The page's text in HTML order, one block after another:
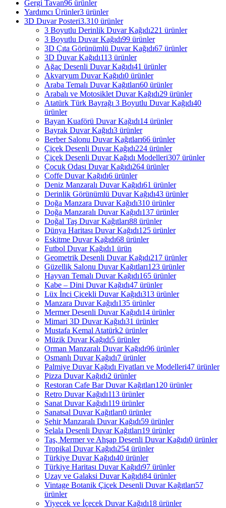
Gergi Tavan96 ürünler
Yardımcı Ürünler3 ürünler
3D Duvar Posteri3.310 ürünler
3 Boyutlu Derinlik Duvar Kağıdı221 ürünler
3 Boyutlu Duvar Kağıdı99 ürünler
3D Çıta Görünümlü Duvar Kağıdı67 ürünler
3D Duvar Kağıdı113 ürünler
Ağaç Desenli Duvar Kağıdı41 ürünler
Akvaryum Duvar Kağıdı0 ürünler
Araba Temalı Duvar Kağıtları60 ürünler
Arabalı ve Motosiklet Duvar Kağıdı29 ürünler
Atatürk Türk Bayrağı 3 Boyutlu Duvar Kağıdı40
ürünler
Bayan Kuaförü Duvar Kağıdı14 ürünler
Bayrak Duvar Kağıdı3 ürünler
Berber Salonu Duvar Kağıtları66 ürünler
Çiçek Desenli Duvar Kağıdı224 ürünler
Çiçek Desenli Duvar Kağıdı Modelleri307 ürünler
Çocuk Odası Duvar Kağıdı264 ürünler
Coffe Duvar Kağıdı6 ürünler
Deniz Manzaralı Duvar Kağıdı61 ürünler
Derinlik Görünümlü Duvar Kağıdı43 ürünler
Doğa Manzara Duvar Kağıdı310 ürünler
Doğa Manzaralı Duvar Kağıdı137 ürünler
Doğal Taş Duvar Kağıtları88 ürünler
Dünya Haritası Duvar Kağıdı125 ürünler
Eskitme Duvar Kağıdı68 ürünler
Futbol Duvar Kağıdı1 ürün
Geometrik Desenli Duvar Kağıdı217 ürünler
Güzellik Salonu Duvar Kağıtları123 ürünler
Hayvan Temalı Duvar Kağıdı165 ürünler
Kabe – Dini Duvar Kağıdı47 ürünler
Lüx İnci Çicekli Duvar Kağıdı313 ürünler
Manzara Duvar Kağıdı135 ürünler
Mermer Desenli Duvar Kağıdı14 ürünler
Mimari 3D Duvar Kağıdı31 ürünler
Mustafa Kemal Atatürk2 ürünler
Müzik Duvar Kağıdı5 ürünler
Orman Manzaralı Duvar Kağıdı96 ürünler
Osmanlı Duvar Kağıdı7 ürünler
Palmiye Duvar Kağıdı Fiyatları ve Modelleri47 ürünler
Pizza Duvar Kağıdı2 ürünler
Restoran Cafe Bar Duvar Kağıtları120 ürünler
Retro Duvar Kağıdı113 ürünler
Sanat Duvar Kağıdı119 ürünler
Sanatsal Duvar Kağıtları0 ürünler
Şehir Manzaralı Duvar Kağıdı59 ürünler
Şelala Desenli Duvar Kağıtları19 ürünler
Taş, Mermer ve Ahşap Desenli Duvar Kağıdı0 ürünler
Tropikal Duvar Kağıdı254 ürünler
Türkiye Duvar Kağıdı40 ürünler
Türkiye Haritası Duvar Kağıdı97 ürünler
Uzay ve Galaksi Duvar Kağıdı84 ürünler
Vintage Botanik Çiçek Desenli Duvar Kağıtları57
ürünler
Yiyecek ve İçecek Duvar Kağıdı18 ürünler